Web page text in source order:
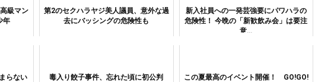
級マン
年
第2のセクハラヤジ美人議員、意外な過
去にバッシングの危険性も
新入社員への一発芸強要にパワハラの
危険性！ 今晩の「新歓飲み会」は要注
意…
らない
毒入り餃子事件、忘れた頃に初公判
この夏最高のイベント開催！ GO!GO!